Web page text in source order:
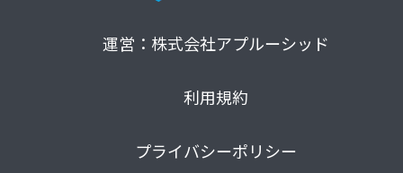
運営：株式会社アプルーシッド
利用規約
プライバシーポリシー